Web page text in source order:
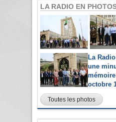
LA RADIO EN
La
une
octobre
Toutes les photos